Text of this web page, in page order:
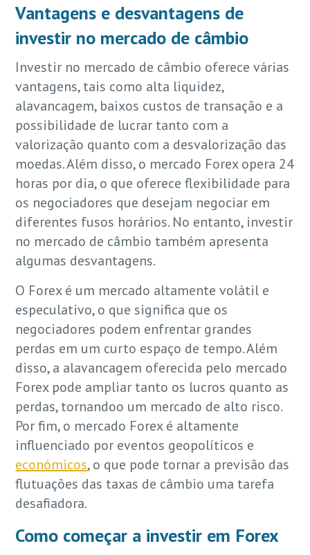
Vantagens e desvantagens de
investir no mercado de câmbio
Investir no mercado de câmbio oferece várias
vantagens, tais como alta liquidez,
alavancagem, baixos custos de transação e a
possibilidade de lucrar tanto com a
valorização quanto com a desvalorização das
moedas. Além disso, o mercado Forex opera 24
horas por dia, o que oferece flexibilidade para
os negociadores que desejam negociar em
diferentes fusos horários. No entanto, investir
no mercado de câmbio também apresenta
algumas desvantagens.
O Forex é um mercado altamente volátil e
especulativo, o que significa que os
negociadores podem enfrentar grandes
perdas em um curto espaço de tempo. Além
disso, a alavancagem oferecida pelo mercado
Forex pode ampliar tanto os lucros quanto as
perdas, tornandoo um mercado de alto risco.
Por fim, o mercado Forex é altamente
influenciado por eventos geopolíticos e
económicos, o que pode tornar a previsão das
flutuações das taxas de câmbio uma tarefa
desafiadora.
Como começar a investir em Forex